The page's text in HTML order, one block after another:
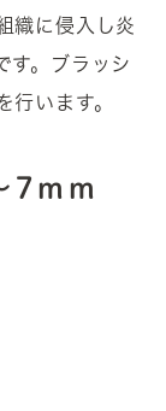
織に侵入し炎
す。ブラッシ
行います。
7mm